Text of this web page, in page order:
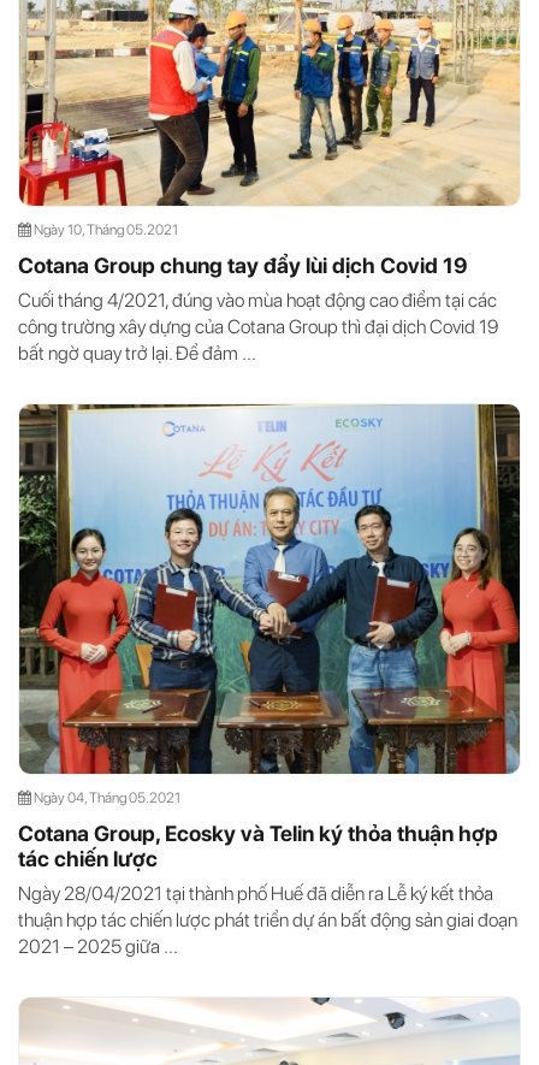
Ngày 10, Tháng 05.2021
Cotana Group chung tay đẩy lùi dịch Covid 19
Cuối tháng 4/2021, đúng vào mùa hoạt động cao điểm tại các
công trường xây dựng của Cotana Group thì đại dịch Covid 19
bất ngờ quay trở lại. Để đảm ...
Ngày 04, Tháng 05.2021
Cotana Group, Ecosky và Telin ký thỏa thuận hợp
tác chiến lược
Ngày 28/04/2021 tại thành phố Huế đã diễn ra Lễ ký kết thỏa
thuận hợp tác chiến lược phát triển dự án bất động sản giai đoạn
2021 – 2025 giữa ...